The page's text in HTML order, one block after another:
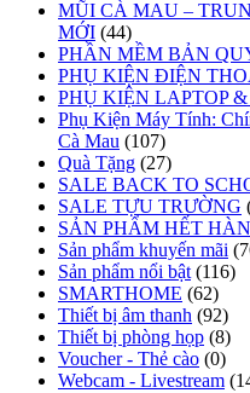
MŨI CÀ MAU –
MỚI (44)
PHẦN MỀM BẢN
PHỤ KIỆN ĐIỆN
PHỤ KIỆN LAPTOP &
Phụ Kiện Máy Tính:
Cà Mau (107)
Quà Tặng (27)
SALE BACK TO
SALE TỰU TRƯỜNG
SẢN PHẨM HẾT
Sản phẩm khuyến mãi
Sản phẩm nổi bật (116)
SMARTHOME (62)
Thiết bị âm thanh (92)
Thiết bị phòng họp (8)
Voucher - Thẻ cào (0)
Webcam - Livestream